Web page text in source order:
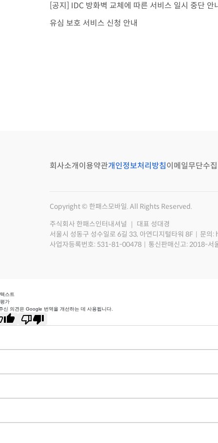
[공지] IDC 방화벽 교체에 따른 서비스 일시 중단 안
유심 보호 서비스 신청 안내
회사소개이용약관개인정보처리방침이메일무단수
Copyright © 한패스모바일. All Rights Reserved.
주식회사 한패스인터내셔널 ｜ 대표 성대경
서울시 성동구 성수일로 6길 33, 아연디지털타워 8F
문의:
사업자등록번호: 531-81-00478
통신판매신고: 2018-서
스트
가
신 의견은 Google 번역을 개선하는 데 사용됩니다.